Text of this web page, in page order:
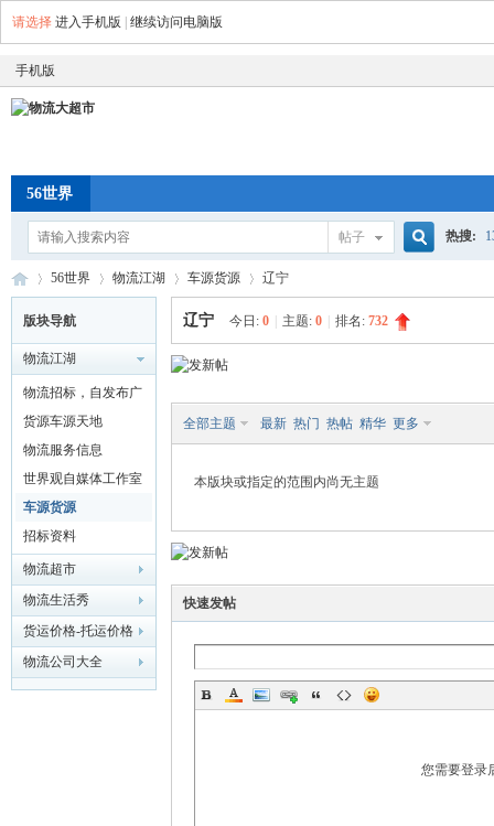
请选择 进入手机版 继续访问电脑版
手机版
56世界
帖子 热搜:
物
流
»
56世界
›
物流江湖 车源货源 辽宁
版块导航
物流江湖
物流招标，自发布广
告
货源车源天地
物流服务信息
世界观自媒体工作室
车源货源
招标资料
物流超市
物流生活秀
货运价格-托运价格
物流公司大全
辽宁 今日: 0 主题: 0 排名: 732
全部主题 最新 热门 热帖 精华 更多
本版块或指定的范围内尚无主题
快速发帖
您需要登录